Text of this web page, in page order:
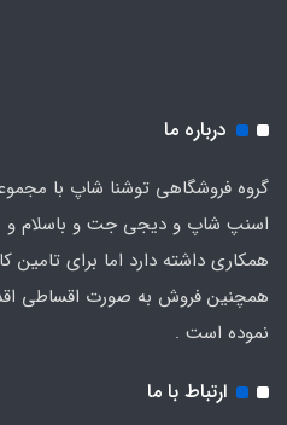
درباره ما
گروه فروشگاهی توشنا شاپ با
اسنپ شاپ و دیجی جت و باسلام و
همکاری داشته دارد اما برای تامین
همچنین فروش به صورت اقساطی
نموده است .
ارتباط با ما